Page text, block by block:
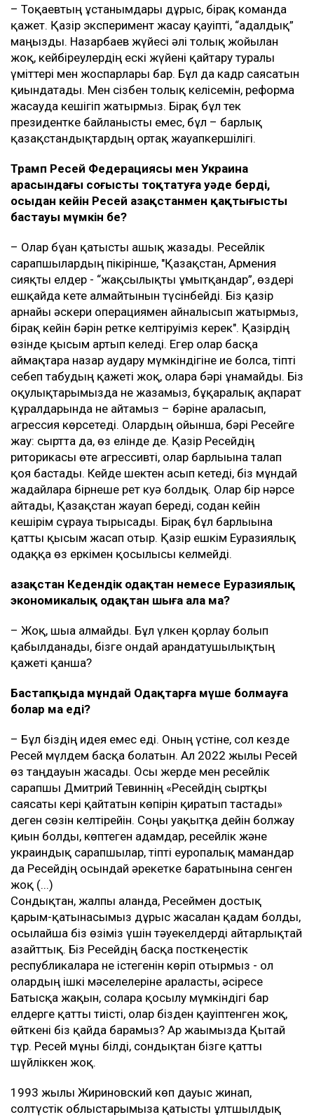
– Тоқаевтың ұстанымдары дұрыс, бірақ команда
қажет. Қазір эксперимент жасау қауіпті, “адалдық”
маңызды. Назарбаев жүйесі әлі толық жойылған
жоқ, кейбіреулердің ескі жүйені қайтару туралы
үміттері мен жоспарлары бар. Бұл да кадр саясатын
қиындатады. Мен сізбен толық келісемін, реформа
жасауда кешігіп жатырмыз. Бірақ бұл тек
президентке байланысты емес, бұл – барлық
қазақстандықтардың ортақ жауапкершілігі.
Трамп Ресей Федерациясы мен Украина
арасындағы соғысты тоқтатуға уәде берді,
осыдан кейін Ресей Қазақстанмен қақтығысты
бастауы мүмкін бе?
– Олар бұған қатысты ашық жазады. Ресейлік
сарапшылардың пікірінше, "Қазақстан, Армения
сияқты елдер - “жақсылықты ұмытқандар”, өздері
ешқайда кете алмайтынын түсінбейді. Біз қазір
арнайы әскери операциямен айналысып жатырмыз,
бірақ кейін бәрін ретке келтіруіміз керек". Қазірдің
өзінде қысым артып келеді. Егер олар басқа
аймақтарға назар аудару мүмкіндігіне ие болса, тіпті
себеп табудың қажеті жоқ, оларға бәрі ұнамайды. Біз
оқулықтарымызда не жазамыз, бұқаралық ақпарат
құралдарында не айтамыз – бәріне араласып,
агрессия көрсетеді. Олардың ойынша, бәрі Ресейге
жау: сыртта да, өз елінде де. Қазір Ресейдің
риторикасы өте агрессивті, олар барлығына талап
қоя бастады. Кейде шектен асып кетеді, біз мұндай
жағдайларға бірнеше рет куә болдық. Олар бір нәрсе
айтады, Қазақстан жауап береді, содан кейін
кешірім сұрауға тырысады. Бірақ бұл барлығына
қатты қысым жасап отыр. Қазір ешкім Еуразиялық
одаққа өз еркімен қосылғысы келмейді.
Қазақстан Кедендік одақтан немесе Еуразиялық
экономикалық одақтан шыға ала ма?
– Жоқ, шыға алмайды. Бұл үлкен қорлау болып
қабылданады, бізге ондай арандатушылықтың
қажеті қанша?
Бастапқыда мұндай Одақтарға мүше болмауға
болар ма еді?
– Бұл біздің идея емес еді. Оның үстіне, сол кезде
Ресей мүлдем басқа болатын. Ал 2022 жылы Ресей
өз таңдауын жасады. Осы жерде мен ресейлік
сарапшы Дмитрий Тевиннің «Ресейдің сыртқы
саясаты кері қайтатын көпірін қиратып тастады»
деген сөзін келтірейін. Соңғы уақытқа дейін болжау
қиын болды, көптеген адамдар, ресейлік және
украиндық сарапшылар, тіпті еуропалық мамандар
да Ресейдің осындай әрекетке баратынына сенген
жоқ (...)
Сондықтан, жалпы алғанда, Ресеймен достық
қарым-қатынасымыз дұрыс жасалған қадам болды,
осылайша біз өзіміз үшін тәуекелдерді айтарлықтай
азайттық. Біз Ресейдің басқа посткеңестік
республикаларға не істегенін көріп отырмыз - ол
олардың ішкі мәселелеріне араласты, әсіресе
Батысқа жақын, соларға қосылу мүмкіндігі бар
елдерге қатты тиісті, олар бізден қауіптенген жоқ,
өйткені біз қайда барамыз? Ар жағымызда Қытай
тұр. Ресей мұны білді, сондықтан бізге қатты
шүйліккен жоқ.
1993 жылы Жириновский көп дауыс жинап,
солтүстік облыстарымызға қатысты ұлтшылдық